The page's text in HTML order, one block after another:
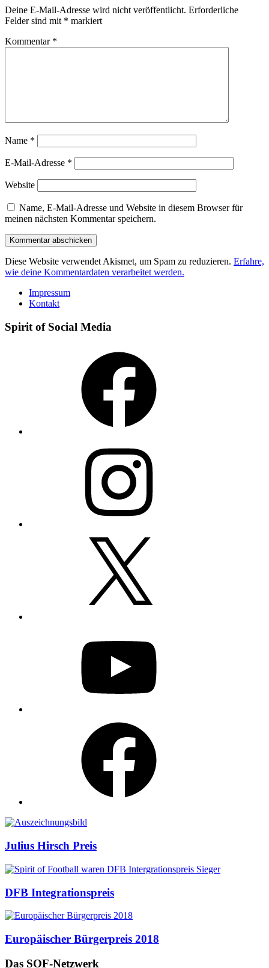
Deine E-Mail-Adresse wird nicht veröffentlicht. Erforderliche
Felder sind mit * markiert
Kommentar *
Name *
E-Mail-Adresse *
Website
Name, E-Mail-Adresse und Website in diesem Browser für
meinen nächsten Kommentar speichern.
Diese Website verwendet Akismet, um Spam zu reduzieren. Erfahre,
wie deine Kommentardaten verarbeitet werden.
Impressum
Kontakt
Spirit of Social Media
Auszeichnungen
Julius Hirsch Preis
DFB Integrationspreis
Europäischer Bürgerpreis 2018
Das SOF-Netzwerk